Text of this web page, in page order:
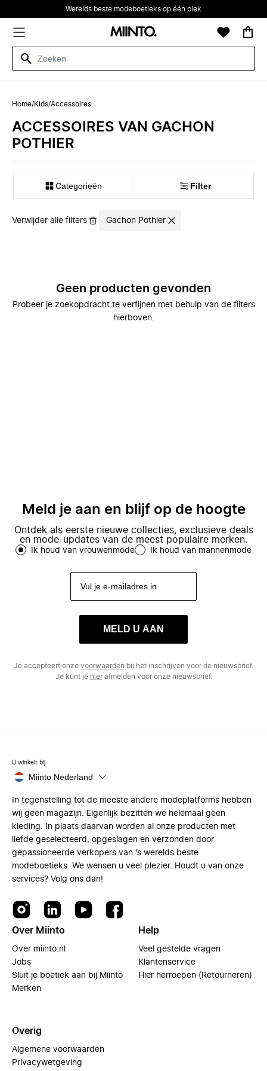
Werelds beste modeboetieks op één plek
Home/Kids/Accessoires
ACCESSOIRES VAN GACHON
POTHIER
Categorieën Filter
Verwijder alle filters Gachon Pothier
Geen producten gevonden
Probeer je zoekopdracht te verfijnen met behulp van de filters
hierboven.
Meld je aan en blijf op de hoogte
Ontdek als eerste nieuwe collecties, exclusieve deals
en mode-updates van de meest populaire merken.
Ik houd van vrouwenmode Ik houd van mannenmode
MELD U AAN
Je accepteert onze voorwaarden bij het inschrijven voor de nieuwsbrief.
Je kunt je hierafmelden voor onze nieuwsbrief.
U winkelt bij
Miinto Nederland
In tegenstelling tot de meeste andere modeplatforms hebben
wij geen magazijn. Eigenlijk bezitten we helemaal geen
kleding. In plaats daarvan worden al onze producten met
liefde geselecteerd, opgeslagen en verzonden door
gepassioneerde verkopers van 's werelds beste
modeboetieks. We wensen u veel plezier. Houdt u van onze
services? Volg ons dan!
Over Miinto
Over miinto.nl
Jobs
Sluit je boetiek aan bij Miinto
Merken
Help
Veel gestelde vragen
Klantenservice
Hier herroepen (Retourneren)
Overig
Algemene voorwaarden
Privacywetgeving